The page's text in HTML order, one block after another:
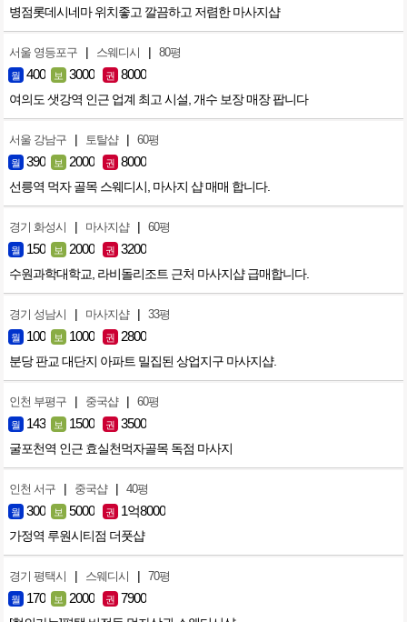
병점롯데시네마 위치좋고 깔끔하고 저렴한 마사지샵
서울 영등포구 | 스웨디시 | 80평
월 400 보 3000 권 8000
여의도 샛강역 인근 업계 최고 시설, 개수 보장 매장 팝니다
서울 강남구 | 토탈샵 | 60평
월 390 보 2000 권 8000
선릉역 먹자 골목 스웨디시, 마사지 샵 매매 합니다.
경기 화성시 | 마사지샵 | 60평
월 150 보 2000 권 3200
수원과학대학교, 라비돌리조트 근처 마사지샵 급매합니다.
경기 성남시 | 마사지샵 | 33평
월 100 보 1000 권 2800
분당 판교 대단지 아파트 밀집된 상업지구 마사지샵.
인천 부평구 | 중국샵 | 60평
월 143 보 1500 권 3500
굴포천역 인근 효실천먹자골목 독점 마사지
인천 서구 | 중국샵 | 40평
월 300 보 5000 권 1억8000
가정역 루원시티점 더풋샵
경기 평택시 | 스웨디시 | 70평
월 170 보 2000 권 7900